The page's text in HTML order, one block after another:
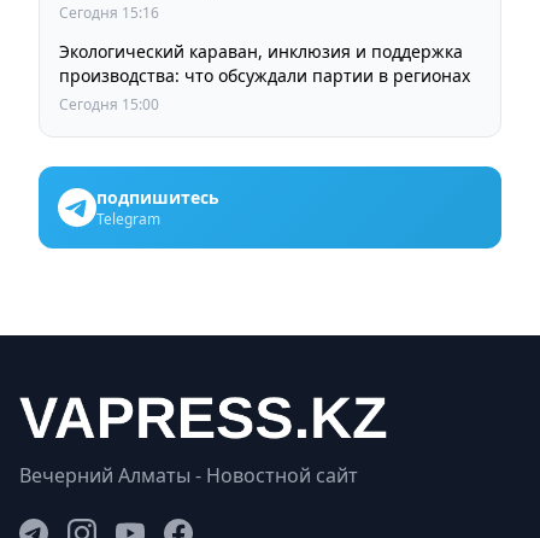
Сегодня 15:16
Экологический караван, инклюзия и поддержка
производства: что обсуждали партии в регионах
Сегодня 15:00
подпишитесь
Telegram
Вечерний Алматы - Новостной сайт